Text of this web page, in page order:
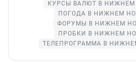
КУРСЫ ВАЛЮТ В НИЖНЕМ
ПОГОДА В НИЖНЕМ
ФОРУМЫ В НИЖНЕМ
ПРОБКИ В НИЖНЕМ
ТЕЛЕПРОГРАММА В